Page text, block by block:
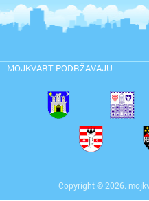
MOJKVART PODRŽAVAJU
Copyright © 2026.